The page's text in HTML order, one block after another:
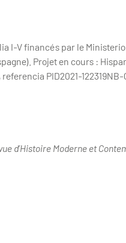
I-V financés par le
Projet en cours :
PID2021-122319NB-
d’Histoire Moderne et